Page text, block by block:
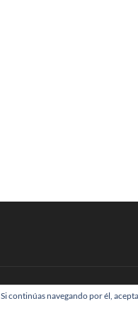
por:Theme Freesia|WordPress| ©
continúas navegando por él,